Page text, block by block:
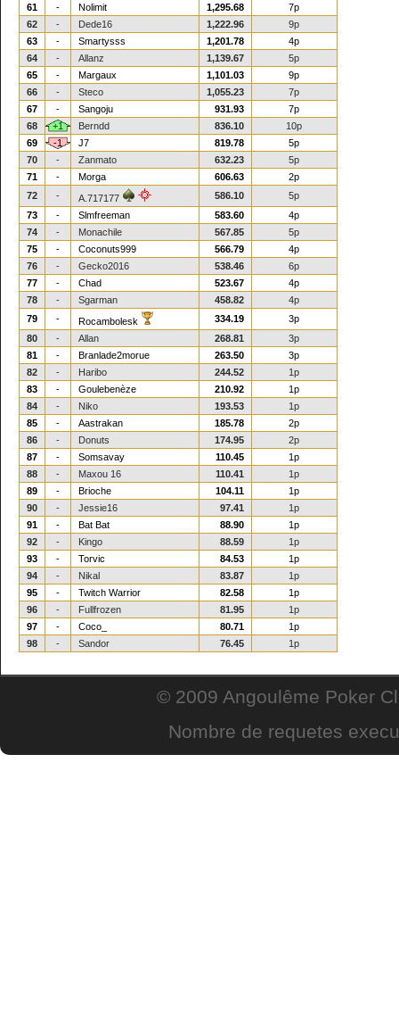
61
- Nolimit 1,295.68
7p
62
- Dede16 1,222.96
9p
63
- Smartysss 1,201.78
4p
64
- Allanz 1,139.67
5p
65
- Margaux 1,101.03
9p
66
- Steco 1,055.23
7p
67
- Sangoju 931.93
7p
68
+1 Berndd 836.10
10p
69
-1 J7 819.78
5p
70
- Zanmato 632.23
5p
71
- Morga 606.63
2p
72
- A.717177 586.10
5p
73
- Slmfreeman 583.60
4p
74
- Monachile 567.85
5p
75
- Coconuts999 566.79
4p
76
- Gecko2016 538.46
6p
77
- Chad 523.67
4p
78
- Sgarman 458.82
4p
79
- Rocambolesk 334.19
3p
80
- Allan 268.81
3p
81
- Branlade2morue 263.50
3p
82
- Haribo 244.52
1p
83
- Goulebenèze 210.92
1p
84
- Niko 193.53
1p
85
- Aastrakan 185.78
2p
86
- Donuts 174.95
2p
87
- Somsavay 110.45
1p
88
- Maxou 16 110.41
1p
89
- Brioche 104.11
1p
90
- Jessie16 97.41
1p
91
- Bat Bat 88.90
1p
92
- Kingo 88.59
1p
93
- Torvic 84.53
1p
94
- Nikal 83.87
1p
95
- Twitch Warrior 82.58
1p
96
- Fullfrozen 81.95
1p
97
- Coco_ 80.71
1p
98
- Sandor 76.45 1p
© 2009 Angoulême Poker
Nombre de requetes